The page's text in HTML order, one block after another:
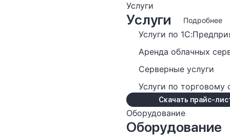
Услуги
Услуги Подробнее
Услуги по
Аренда облачных
Серверные услуги
Услуги по торговому
Скачать прайс-
Оборудование
Оборудование